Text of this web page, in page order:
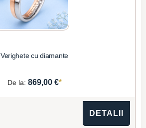
Verighete cu diamante
De la: 869,00 €*
DETALII